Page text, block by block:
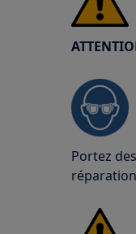
Portez